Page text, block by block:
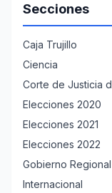
Secciones
Caja Trujillo
Ciencia
Corte de Justicia
Elecciones 2020
Elecciones 2021
Elecciones 2022
Gobierno
Internacional